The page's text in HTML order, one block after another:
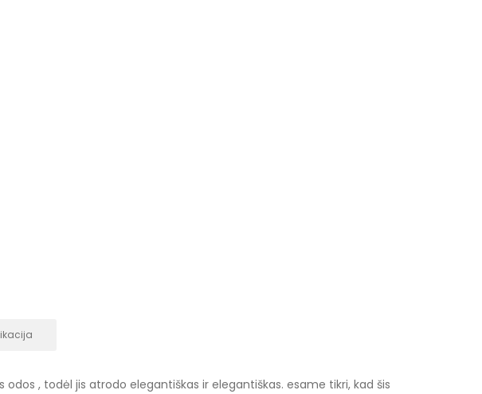
odos , todėl jis atrodo elegantiškas ir elegantiškas. esame tikri, kad šis